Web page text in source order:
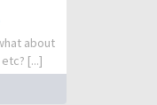
about
[...]